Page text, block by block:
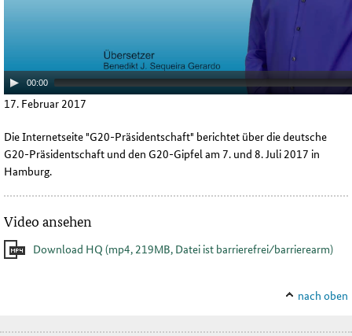
00:00
17. Februar 2017
Die Internetseite "G20-Präsidentschaft" berichtet über die deutsche
G20-Präsidentschaft und den G20-Gipfel am 7. und 8. Juli 2017 in
Hamburg.
Video ansehen
Download HQ (mp4, 219MB, Datei ist barrierefrei⁄barrierearm)
nach oben